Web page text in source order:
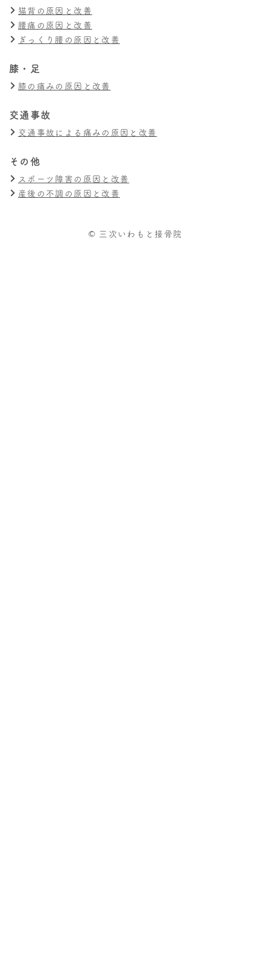
猫背の原因と改善
腰痛の原因と改善
ぎっくり腰の原因と改善
膝・足
膝の痛みの原因と改善
交通事故
交通事故による痛みの原因と改善
その他
スポーツ障害の原因と改善
産後の不調の原因と改善
© 三次いわもと接骨院